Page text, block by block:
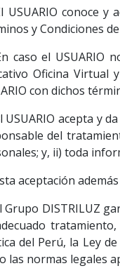
USUARIO conoce
y Condiciones
caso el USUARIO
Oficina Virtual
con dichos
USUARIO acepta y
del
y, ii) toda
aceptación
Grupo DISTRILUZ
del Perú, la Ley
las normas legales